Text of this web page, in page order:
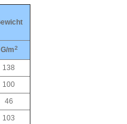
G/m 2
138
100
46
103